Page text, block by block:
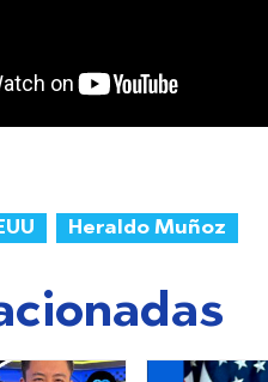
Heraldo Muñoz